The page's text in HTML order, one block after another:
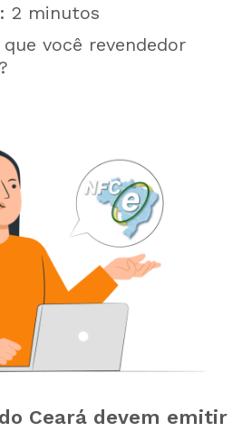
2 minutos
você revendedor
Ceará devem emitir